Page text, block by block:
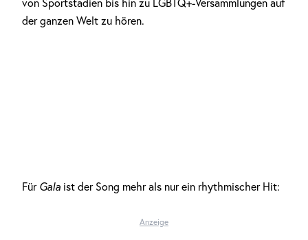
von Sportstadien bis hin zu LGBTQ+-Versammlungen auf
der ganzen Welt zu hören.
Für Gala ist der Song mehr als nur ein rhythmischer Hit:
Anzeige